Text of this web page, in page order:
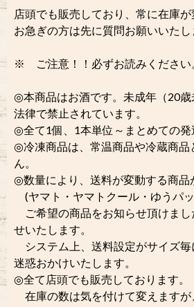
店頭でも販売しており、常に在庫が
お急ぎの方は先に質問お願いいたし
※ ご注意！！必ずお読みください
◎本商品はお酒です。未成年（20
法律で禁止されています。
◎全て1個、1本単位～まとめての発
◎冷凍商品は、常温商品や冷蔵商品
ん。
◎数量により、送料が変動する商品
(ヤマト・ヤマトクール・ゆうパ
ご希望の商品をお知らせ頂けまし
せいたします。
システム上、送料設定がサイズ
迷惑おかけいたします。
◎全て店頭でも販売しております。
在庫の数は気を付けて変えますが